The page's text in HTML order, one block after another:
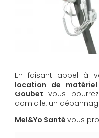
En faisant appel à
location de matériel
Goubet vous
domicile, un
Mel&Yo Santé vous